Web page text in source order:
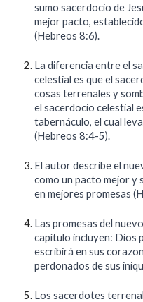
sumo sacerdocio de
mejor pacto,
(Hebreos 8:6).
La diferencia entre el
celestial es que el
cosas terrenales y
el sacerdocio celestial
tabernáculo, el cual
(Hebreos 8:4-5).
El autor describe el
como un pacto mejor y
en mejores promesas
Las promesas del
capítulo incluyen: Dios
escribirá en sus
perdonados de sus
Los sacerdotes